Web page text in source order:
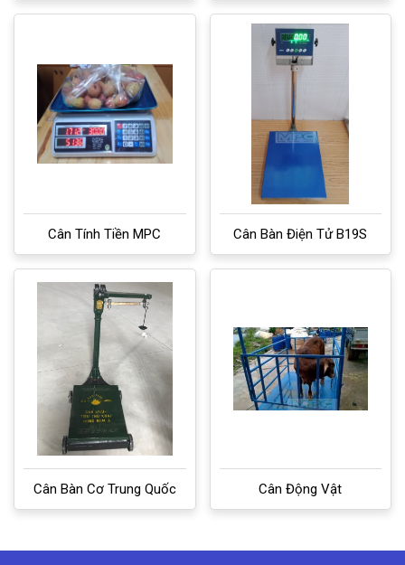
Cân Tính Tiền MPC Cân Bàn Điện Tử B19S
Cân Bàn Cơ Trung Quốc Cân Động Vật